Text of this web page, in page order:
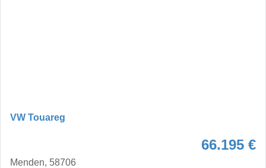
VW Touareg
66.195 €
Menden, 58706